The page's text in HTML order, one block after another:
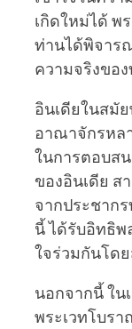
เกิดใหม่ได้ พ
ท่านได้พิจาร
ความจริงขอ
อินเดียในสมั
อาณาจักรหล
ในการตอบส
ของอินเดีย ส
จากประชาก
นี้ ได้รับอิทธิ
ใจร่วมกันโด
นอกจากนี้ ใน
พระเวทโบร